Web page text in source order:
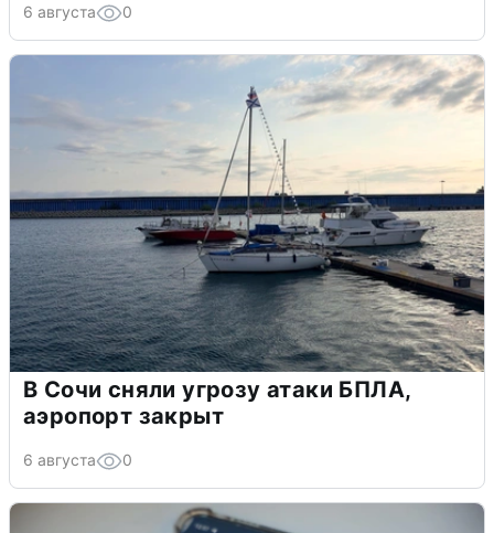
6 августа 0
В Сочи сняли угрозу атаки БПЛА,
аэропорт закрыт
6 августа 0